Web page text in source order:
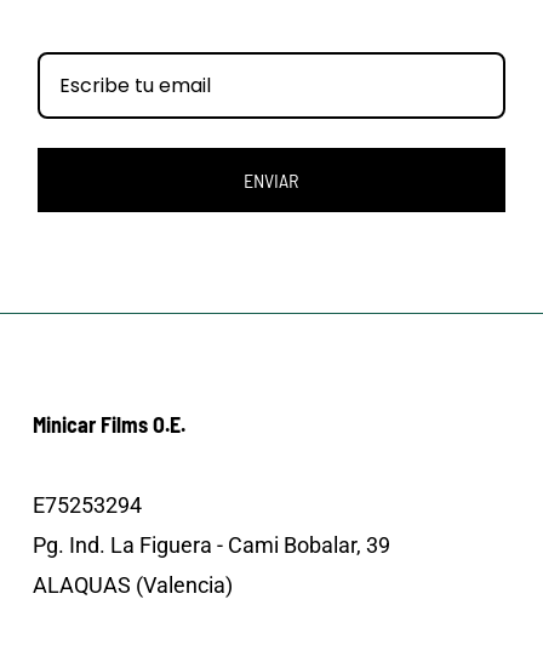
ENVIAR
Minicar Films O.E.
E75253294
Pg. Ind. La Figuera - Cami Bobalar, 39
ALAQUAS (Valencia)